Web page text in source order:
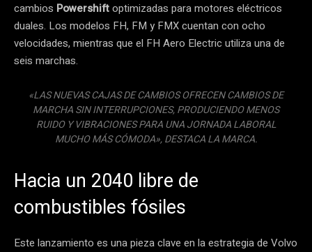
cambios Powershiftoptimizadas para motores eléctricos
duales. Los modelos FH, FM y FMX cuentan con ocho
velocidades, mientras que el FH Aero Electric utiliza una de
seis marchas.
«LAS NUEVAS CAJAS DE CAMBIOS OFRECEN CAMBIOS DE
MARCHA SIN INTERRUPCIONES, PRODUCIENDO MENOS
RUIDO Y VIBRACIONES PARA UNA JORNADA LABORAL
MUCHO MÁS CÓMODA», DESTACA LA MARCA.
Hacia un 2040 libre de
combustibles fósiles
Este lanzamiento es una pieza clave en la estrategia de Volvo